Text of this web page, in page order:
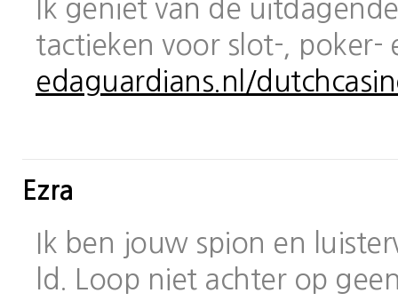
Ik geniet van de
tactieken voor slot-,
edaguardians.nl/
Ezra
Ik ben jouw spion en
ld. Loop niet achter op